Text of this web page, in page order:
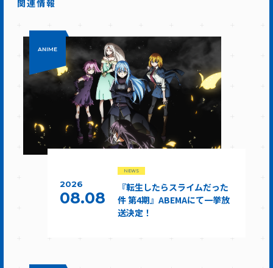
関連情報
ANIME
2026
08.08
NEWS
『転生したらスライムだった
件 第4期』ABEMAにて一挙放
送決定！